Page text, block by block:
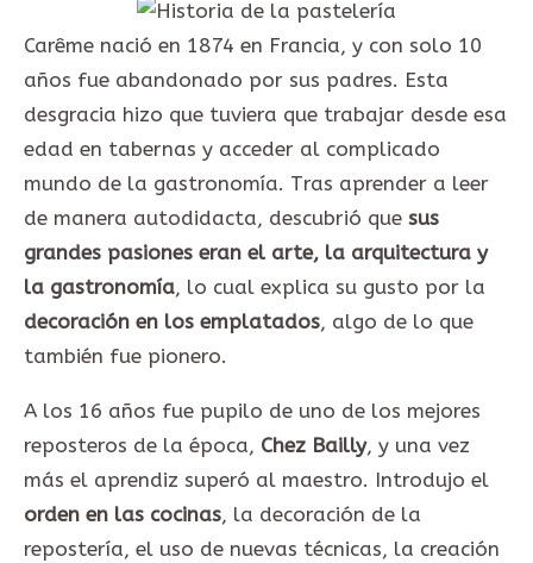
Carême nació en 1874 en Francia, y con solo 10
años fue abandonado por sus padres. Esta
desgracia hizo que tuviera que trabajar desde esa
edad en tabernas y acceder al complicado
mundo de la gastronomía. Tras aprender a leer
de manera autodidacta, descubrió que sus
grandes pasiones eran el arte, la arquitectura y
la gastronomía, lo cual explica su gusto por la
decoración en los emplatados, algo de lo que
también fue pionero.
A los 16 años fue pupilo de uno de los mejores
reposteros de la época, Chez Bailly, y una vez
más el aprendiz superó al maestro. Introdujo el
orden en las cocinas, la decoración de la
repostería, el uso de nuevas técnicas, la creación